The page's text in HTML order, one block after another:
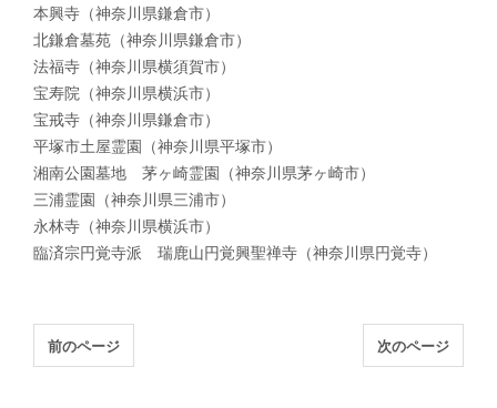
本興寺（神奈川県鎌倉市）
北鎌倉墓苑（神奈川県鎌倉市）
法福寺（神奈川県横須賀市）
宝寿院（神奈川県横浜市）
宝戒寺（神奈川県鎌倉市）
平塚市土屋霊園（神奈川県平塚市）
湘南公園墓地 茅ヶ崎霊園（神奈川県茅ヶ崎市）
三浦霊園（神奈川県三浦市）
永林寺（神奈川県横浜市）
臨済宗円覚寺派 瑞鹿山円覚興聖禅寺（神奈川県円覚寺）
前のページ 次のページ